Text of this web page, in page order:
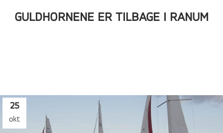
GULDHORNENE ER TILBAGE I RANUM
25
okt